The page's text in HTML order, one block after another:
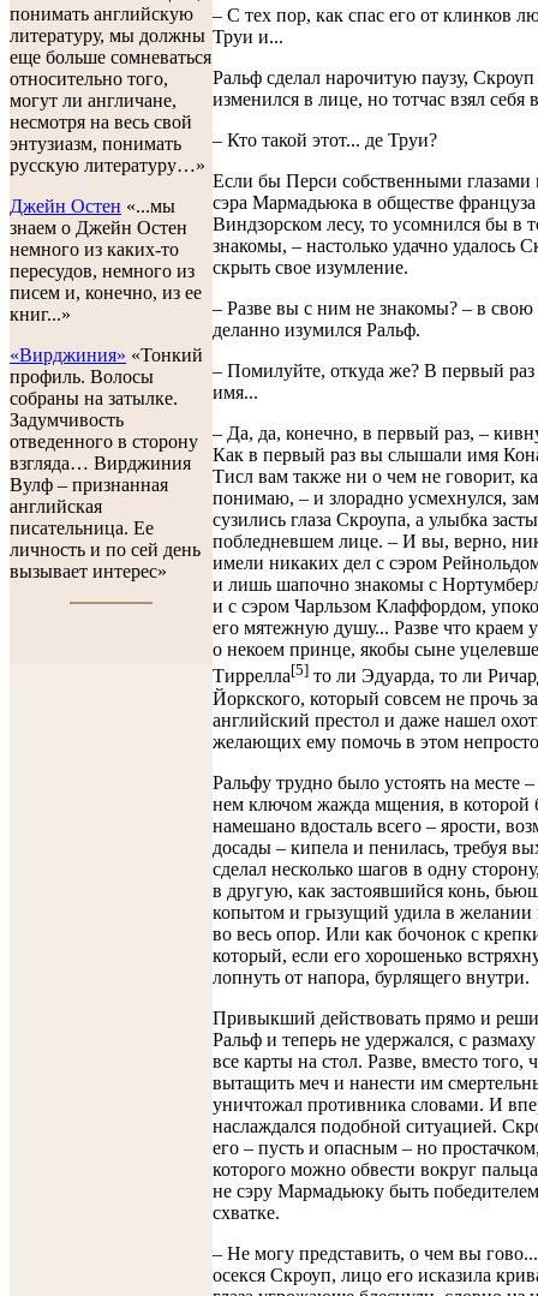
понимать английскую
литературу, мы должны
еще больше сомневаться
относительно того,
могут ли англичане,
несмотря на весь свой
энтузиазм, понимать
русскую литературу…»
Джейн Остен «...мы
знаем о Джейн Остен
немного из каких-то
пересудов, немного из
писем и, конечно, из ее
книг...»
«Вирджиния» «Тонкий
профиль. Волосы
собраны на затылке.
Задумчивость
отведенного в сторону
взгляда… Вирджиния
Вулф – признанная
английская
писательница. Ее
личность и по сей день
вызывает интерес»
– С тех пор, как спас его от клинков
Труи и...
Ральф сделал нарочитую паузу, Скроуп
изменился в лице, но тотчас взял себя
– Кто такой этот... де Труи?
Если бы Перси собственными глазами
сэра Мармадьюка в обществе
Виндзорском лесу, то усомнился бы в
знакомы, – настолько удачно удалось
скрыть свое изумление.
– Разве вы с ним не знакомы? – в свою
деланно изумился Ральф.
– Помилуйте, откуда же? В первый
имя...
– Да, да, конечно, в первый раз, –
Как в первый раз вы слышали имя
Тисл вам также ни о чем не говорит,
понимаю, – и злорадно усмехнулся,
сузились глаза Скроупа, а улыбка
побледневшем лице. – И вы, верно,
имели никаких дел с сэром
и лишь шапочно знакомы с
и с сэром Чарльзом Клаффордом,
его мятежную душу... Разве что краем
о некоем принце, якобы сыне
Тиррелла[5] то ли Эдуарда, то ли
Йоркского, который совсем не прочь
английский престол и даже нашел
желающих ему помочь в этом
Ральфу трудно было устоять на месте
нем ключом жажда мщения, в которой
намешано вдосталь всего – ярости,
досады – кипела и пенилась, требуя
сделал несколько шагов в одну
в другую, как застоявшийся конь,
копытом и грызущий удила в желании
во весь опор. Или как бочонок с
который, если его хорошенько
лопнуть от напора, бурлящего внутри.
Привыкший действовать прямо и
Ральф и теперь не удержался, с
все карты на стол. Разве, вместо того,
вытащить меч и нанести им
уничтожал противника словами. И
наслаждался подобной ситуацией.
его – пусть и опасным – но
которого можно обвести вокруг
не сэру Мармадьюку быть
схватке.
– Не могу представить, о чем вы
осекся Скроуп, лицо его исказила